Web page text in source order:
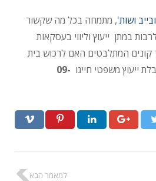
ושות', מתמחה בכל מה שקשור
במתן ייעוץ וליווי בעסקאות
קונים המתלבטים האם לרכוש בית
ייעוץ משפטי חייגו 09-
למאמר הבא